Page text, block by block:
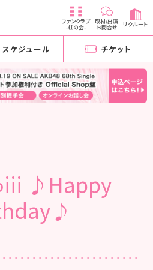
ファンクラブ
-柱の会-
取材/出演
お問合せ リクルート
スケジュール チケット
iii ♪Happy